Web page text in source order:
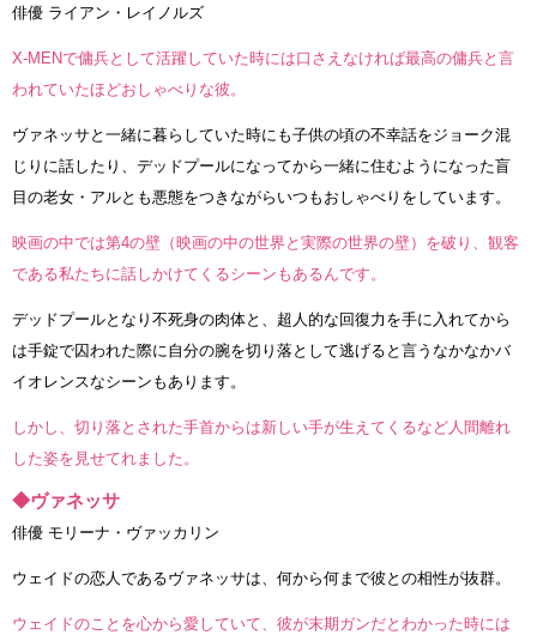
俳優 ライアン・レイノルズ
X-MENで傭兵として活躍していた時には口さえなければ最高の傭兵と言
われていたほどおしゃべりな彼。
ヴァネッサと一緒に暮らしていた時にも子供の頃の不幸話をジョーク混
じりに話したり、デッドプールになってから一緒に住むようになった盲
目の老女・アルとも悪態をつきながらいつもおしゃべりをしています。
映画の中では第4の壁（映画の中の世界と実際の世界の壁）を破り、観客
である私たちに話しかけてくるシーンもあるんです。
デッドプールとなり不死身の肉体と、超人的な回復力を手に入れてから
は手錠で囚われた際に自分の腕を切り落として逃げると言うなかなかバ
イオレンスなシーンもあります。
しかし、切り落とされた手首からは新しい手が生えてくるなど人間離れ
した姿を見せてれました。
◆ヴァネッサ
俳優 モリーナ・ヴァッカリン
ウェイドの恋人であるヴァネッサは、何から何まで彼との相性が抜群。
ウェイドのことを心から愛していて、彼が末期ガンだとわかった時には